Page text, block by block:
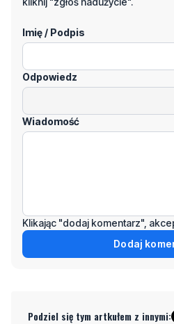
Imię / Podpis
Odpowiedz
Wiadomość
Klikając "dodaj komentarz",
Dodaj
Podziel się tym artkułem z innymi: